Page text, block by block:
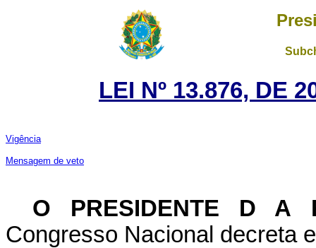
LEI Nº 13.876, DE
Vigência
Mensagem de veto
O PRESIDENTE D A
Congresso Nacional decreta